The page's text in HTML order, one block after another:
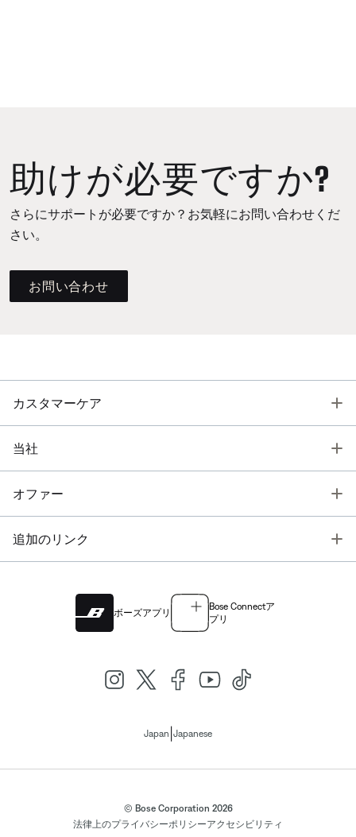
助けが必要ですか?
さらにサポートが必要ですか？お気軽にお問い合わせくだ
さい。
お問い合わせ
カスタマーケア
当社
オファー
追加のリンク
ボーズアプリ
Bose Connectア
プリ
Japan Japanese
© Bose Corporation 2026
法律上のプライバシーポリシーアクセシビリティ